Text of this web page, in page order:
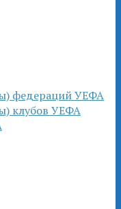
федераций УЕФА
клубов УЕФА